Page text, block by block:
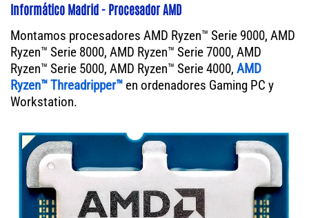
Informático Madrid - Procesador AMD
Montamos procesadores AMD Ryzen™ Serie 9000, AMD
Ryzen™ Serie 8000, AMD Ryzen™ Serie 7000, AMD
Ryzen™ Serie 5000, AMD Ryzen™ Serie 4000, AMD
Ryzen™ Threadripper™ en ordenadores Gaming PC y
Workstation.